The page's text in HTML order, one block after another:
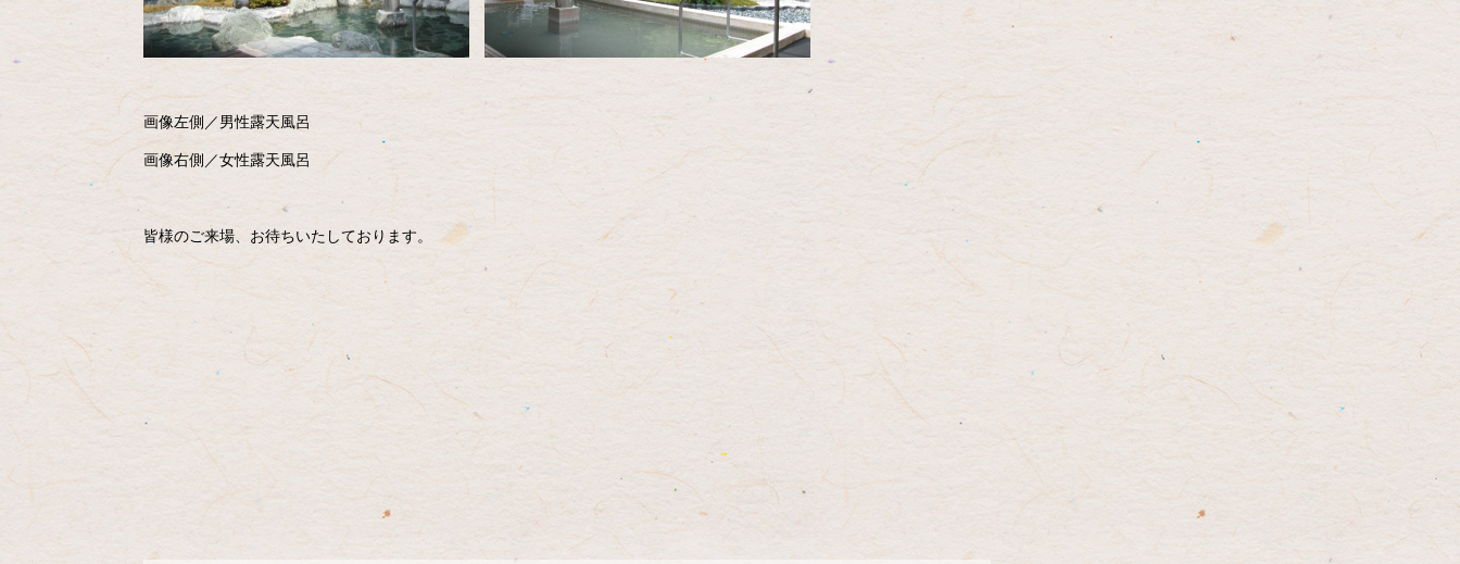
画像左側／男性露天風呂
画像右側／女性露天風呂
皆様のご来場、お待ちいたしております。